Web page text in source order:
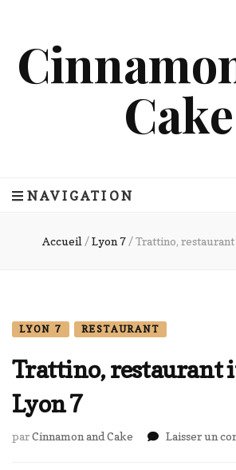
Cake
NAVIGATION
Accueil /Lyon 7 /Trattino,
LYON 7 RESTAURANT
Trattino, restaurant
Lyon 7
parCinnamon and Cake Laisser un